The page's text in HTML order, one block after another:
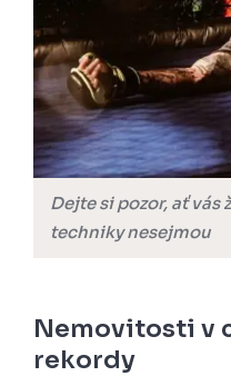
Dejte si pozor, ať
techniky nesejmou
Nemovitosti v
rekordy